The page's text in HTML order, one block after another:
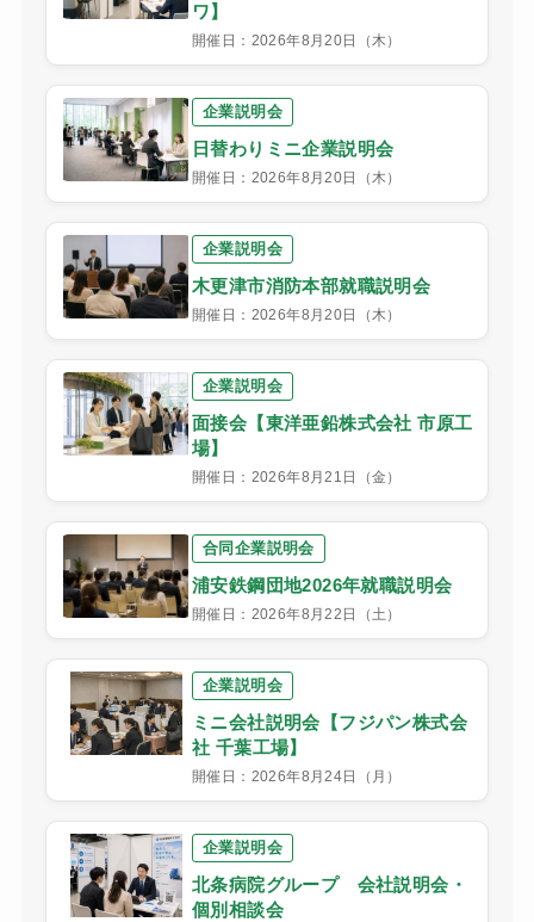
ワ】
開催日：2026年8月20日（木）
企業説明会
日替わりミニ企業説明会
開催日：2026年8月20日（木）
企業説明会
木更津市消防本部就職説明会
開催日：2026年8月20日（木）
企業説明会
面接会【東洋亜鉛株式会社 市原工
場】
開催日：2026年8月21日（金）
合同企業説明会
浦安鉄鋼団地2026年就職説明会
開催日：2026年8月22日（土）
企業説明会
ミニ会社説明会【フジパン株式会
社 千葉工場】
開催日：2026年8月24日（月）
企業説明会
北条病院グループ 会社説明会・
個別相談会